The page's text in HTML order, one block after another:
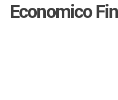
Economico